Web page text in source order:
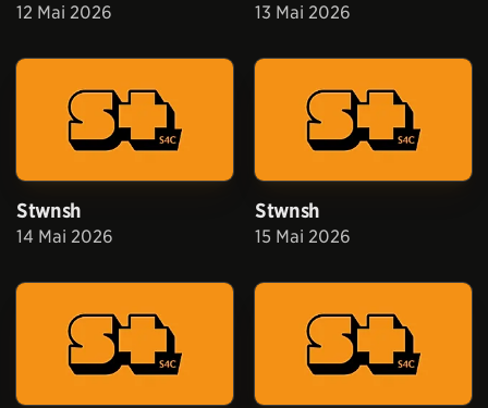
12 Mai 2026 13 Mai 2026
Stwnsh
14 Mai 2026
Stwnsh
15 Mai 2026